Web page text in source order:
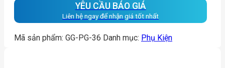
YÊU CẦU BÁO GIÁ
Liên hệ ngay để nhận giá tốt nhất
Mã sản phẩm: GG-PG-36 Danh mục: Phụ Kiện